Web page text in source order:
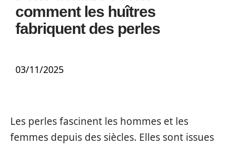
comment les huîtres
fabriquent des perles
03/11/2025
Les perles fascinent les hommes et les
femmes depuis des siècles. Elles sont issues